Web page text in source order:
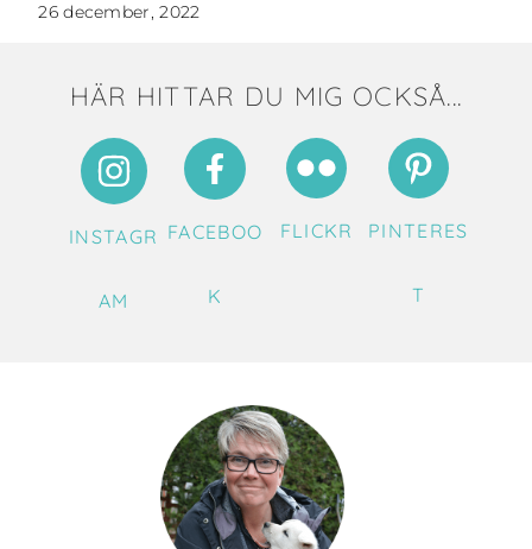
26 december, 2022
HÄR HITTAR DU MIG OCKSÅ...
INSTAGR
AM
FACEBOO
K
FLICKR PINTERES
T